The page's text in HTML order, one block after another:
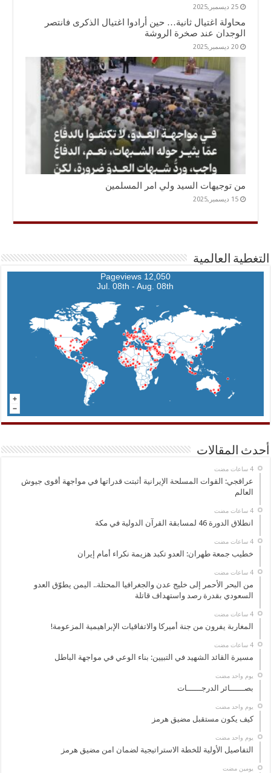
25 ديسمبر,2025
محاولة اغتيال ثانية… حين أرادوا اغتيال الذكرى فانتصر
الوجدان عند صخرة الروشة
20 ديسمبر,2025
من توجيهات السيد ولي امر المسلمين
15 ديسمبر,2025
التغطية العالمية
12,050 Pageviews
Jul. 08th - Aug. 08th
أحدث المقالات
‏4 ساعات مضت
عراقجي: القوات المسلحة الإيرانية أثبتت قدراتها في مواجهة أقوى جيوش
العالم
‏4 ساعات مضت
انطلاق الدورة 46 لمسابقة القرآن الدولية في مكة
‏4 ساعات مضت
خطيب جمعة طهران: العدو تكبد هزيمة نكراء أمام إيران
‏4 ساعات مضت
من البحر الأحمر إلى خليج عدن والجغرافيا المحتلة.. اليمن يطوّق العدو
السعودي بقدرة رصد واستهداف قاتلة
‏4 ساعات مضت
المغاربة يفرون من جنة أميركا والاتفاقيات الإبراهيمية المزعومة!
‏4 ساعات مضت
مسيرة القائد الشهيد في التبيين: بناء الوعي في مواجهة الباطل
‏يوم واحد مضت
بصــــــائر الدرجــــــات
‏يوم واحد مضت
كيف يكون مستقبل مضيق هرمز
‏يوم واحد مضت
التفاصيل الأولية للخطة الاستراتيجية لضمان امن مضيق هرمز
‏يومين مضت